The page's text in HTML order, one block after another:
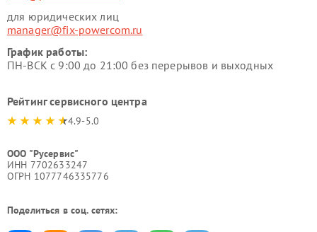
для юридических лиц
manager@fix-powercom.ru
График работы:
ПН-ВСК с 9:00 до 21:00 без перерывов и выходных
Рейтинг сервисного центра
4.9-5.0
ООО "Русервис"
ИНН 7702633247
ОГРН 1077746335776
Поделиться в соц. сетях: